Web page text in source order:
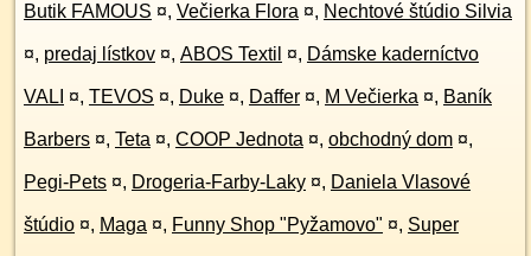
Butik FAMOUS ¤, Večierka Flora ¤, Nechtové štúdio Silvia
¤, predaj lístkov ¤, ABOS Textil ¤, Dámske kaderníctvo
VALI ¤, TEVOS ¤, Duke ¤, Daffer ¤, M Večierka ¤, Baník
Barbers ¤, Teta ¤, COOP Jednota ¤, obchodný dom ¤,
Pegi-Pets ¤, Drogeria-Farby-Laky ¤, Daniela Vlasové
štúdio ¤, Maga ¤, Funny Shop "Pyžamovo" ¤, Super